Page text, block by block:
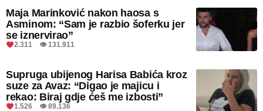
Maja Marinković nakon haosa s
Asminom: “Sam je razbio šoferku jer
se iznervirao”
2.311 👁 131.911
Supruga ubijenog Harisa Babića kroz
suze za Avaz: “Digao je majicu i
rekao: Biraj gdje ćeš me izbosti”
1.526 👁 89.136